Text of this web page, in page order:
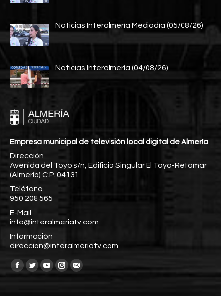
Noticias Interalmería Mediodía (05/08/26)
Noticias Interalmería (04/08/26)
Empresa municipal de televisión local digital de Almería
Dirección
Avenida del Toyo s/n, Edificio Singular El Toyo-Retamar
(Almería) C.P. 04131
Teléfono
950 208 565
E-Mail
info@interalmeriatv.com
Información
direccion@interalmeriatv.com
Encuéntranos en:
Facebook
TwitterYouTube
Instagram
Mail